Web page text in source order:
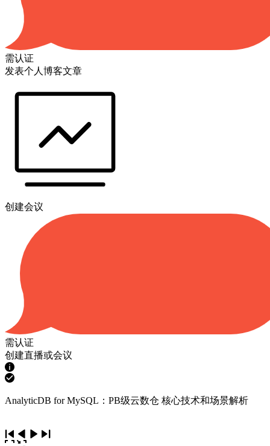
需认证
发表个人博客文章
创建会议
需认证
创建直播或会议
AnalyticDB for MySQL：PB级云数仓 核心技术和场景解析